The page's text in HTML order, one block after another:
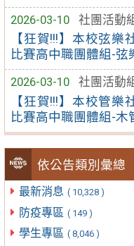
2026-03-10
社團活動
【狂賀!!!】本校弦
比賽高中職團體組-弦
2026-03-10
社團活動
【狂賀!!!】本校管
比賽高中職團體組-木
依公告類別彙總
最新消息 ( 10,328 )
防疫專區 ( 149 )
學生專區 ( 8,046 )